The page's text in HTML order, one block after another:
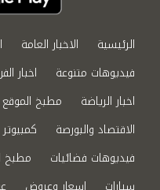
الرئيسية الاخبار العامة
فيديوهات متنوعة
اخبار
اخبار الرياضة
مطبخ الموقع
الاقتصاد والبورصة
فيديوهات فضائيات
مطبخ